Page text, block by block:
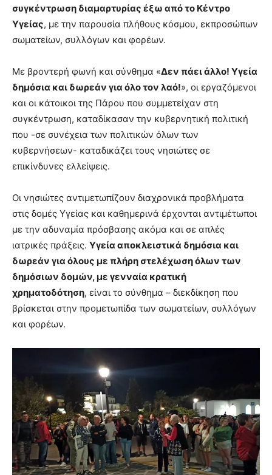
συγκέντρωση διαμαρτυρίας έξω από το Κέντρο
Υγείας, με την παρουσία πλήθους κόσμου, εκπροσώπων
σωματείων, συλλόγων και φορέων.
Με βροντερή φωνή και σύνθημα «Δεν πάει άλλο! Υγεία
δημόσια και δωρεάν για όλο τον λαό!», οι εργαζόμενοι
και οι κάτοικοι της Πάρου που συμμετείχαν στη
συγκέντρωση, καταδίκασαν την κυβερνητική πολιτική
που -σε συνέχεια των πολιτικών όλων των
κυβερνήσεων- καταδικάζει τους νησιώτες σε
επικίνδυνες ελλείψεις.
Οι νησιώτες αντιμετωπίζουν διαχρονικά προβλήματα
στις δομές Υγείας και καθημερινά έρχονται αντιμέτωποι
με την αδυναμία πρόσβασης ακόμα και σε απλές
ιατρικές πράξεις. Υγεία αποκλειστικά δημόσια και
δωρεάν για όλους με πλήρη στελέχωση όλων των
δημόσιων δομών, με γενναία κρατική
χρηματοδότηση, είναι το σύνθημα – διεκδίκηση που
βρίσκεται στην προμετωπίδα των σωματείων, συλλόγων
και φορέων.